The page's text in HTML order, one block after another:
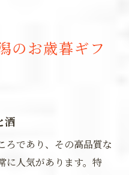
のお歳暮ギフ
酒
ろであり、その高品質な
に人気があります。特